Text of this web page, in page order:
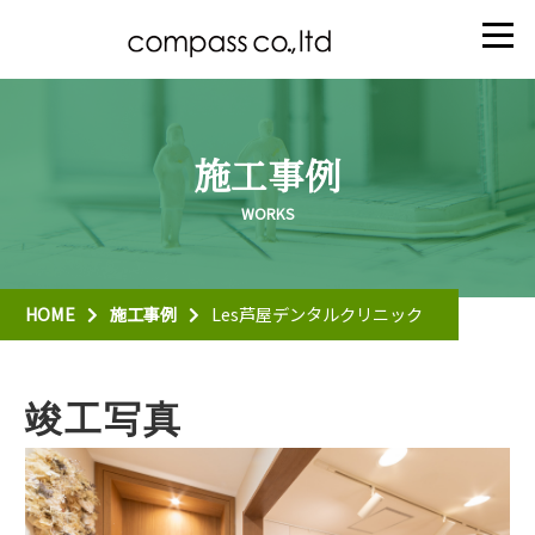
施工事例
HOME 施工事例 Les芦屋デンタルクリニック
竣工写真